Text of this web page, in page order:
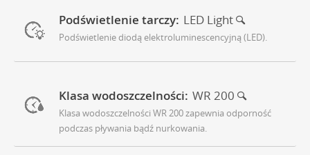
Podświetlenie tarczy: LED Light
Podświetlenie diodą elektroluminescencyjną (LED).
Klasa wodoszczelności: WR 200
Klasa wodoszczelności WR 200 zapewnia odporność
podczas pływania bądź nurkowania.